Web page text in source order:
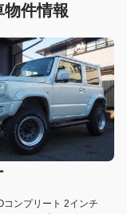
物件情報
コンプリート 2インチ